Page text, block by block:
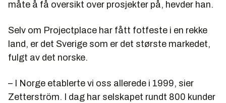
måte å få oversikt over prosjekter på, hevder han.
Selv om Projectplace har fått fotfeste i en rekke
land, er det Sverige som er det største markedet,
fulgt av det norske.
– I Norge etablerte vi oss allerede i 1999, sier
Zetterström. I dag har selskapet rundt 800 kunder